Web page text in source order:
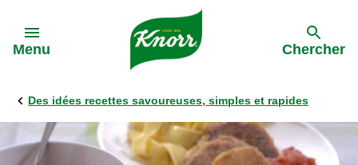
Menu Chercher
Des idées recettes savoureuses, simples et rapides